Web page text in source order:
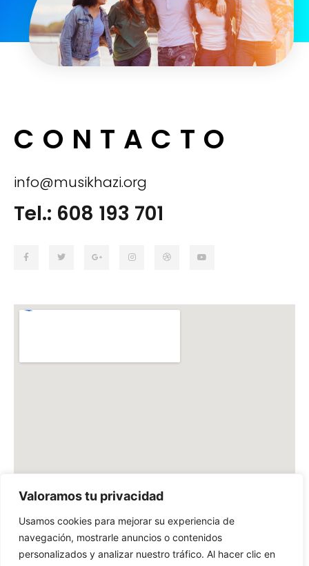
Valoramos tu privacidad
Usamos cookies para mejorar su experiencia de
navegación, mostrarle anuncios o contenidos
personalizados y analizar nuestro tráfico. Al hacer clic en
CONTACTO
info@musikhazi.org
Tel.: 608 193 701